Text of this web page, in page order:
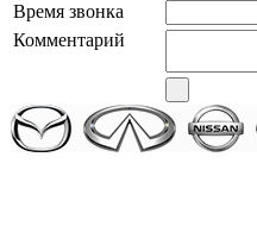
Время звонка
Комментарий